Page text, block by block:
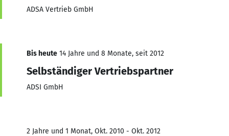
ADSA Vertrieb GmbH
Bis heute 14 Jahre und 8 Monate, seit 2012
Selbständiger Vertriebspartner
ADSI GmbH
2 Jahre und 1 Monat, Okt. 2010 - Okt. 2012